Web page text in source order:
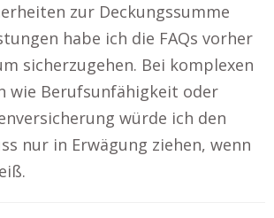
zur Deckungssumme
habe ich die FAQs vorher
sicherzugehen. Bei komplexen
wie Berufsunfähigkeit oder
würde ich den
nur in Erwägung ziehen, wenn